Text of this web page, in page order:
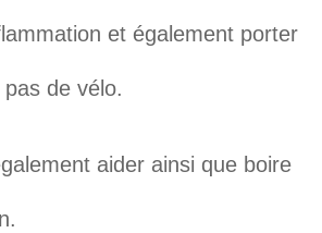
et également porter
de vélo.
aider ainsi que boire